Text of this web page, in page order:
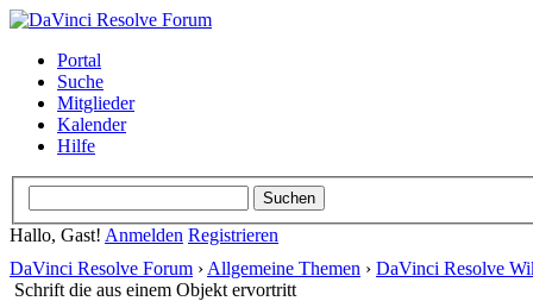
Portal
Suche
Mitglieder
Kalender
Hilfe
Hallo, Gast! Anmelden Registrieren
DaVinci Resolve Forum › Allgemeine Themen › DaVinci Resolve
Schrift die aus einem Objekt ervortritt